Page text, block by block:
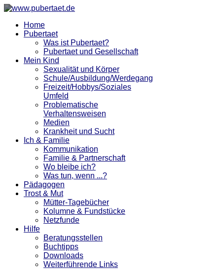
Home
Pubertaet
Was ist Pubertaet?
Pubertaet und Gesellschaft
Mein Kind
Sexualität und Körper
Schule/Ausbildung/Werdegang
Freizeit/Hobbys/Soziales
Umfeld
Problematische
Verhaltensweisen
Medien
Krankheit und Sucht
Ich & Familie
Kommunikation
Familie & Partnerschaft
Wo bleibe ich?
Was tun, wenn ...?
Pädagogen
Trost & Mut
Mütter-Tagebücher
Kolumne & Fundstücke
Netzfunde
Hilfe
Beratungsstellen
Buchtipps
Downloads
Weiterführende Links